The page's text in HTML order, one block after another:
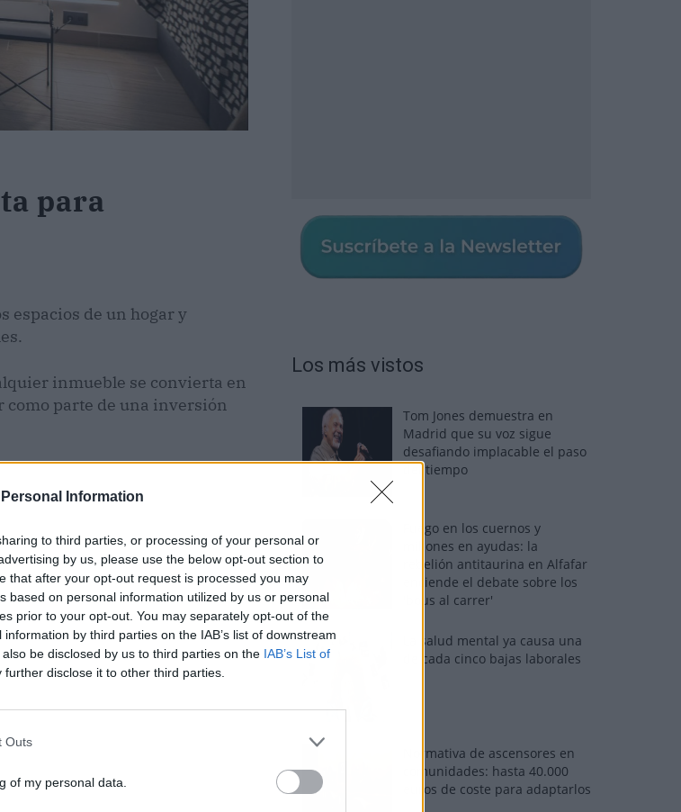
Information
to third parties, or processing of your personal or
by us, please use the below opt-out section to
that after your opt-out request is processed you may
based on personal information utilized by us or personal
prior to your opt-out. You may separately opt-out of the
by third parties on the IAB’s list of downstream
be disclosed by us to third parties on the IAB’s List of
further disclose it to other third parties.
Outs
of my personal data.
para
espacios de un hogar y
inmueble se convierta en
parte de una inversión
Los más vistos
Tom Jones demuestra en
Madrid que su voz sigue
desafiando implacable el paso
del tiempo
Fuego en los cuernos y
millones en ayudas: la
rebelión antitaurina en Alfafar
enciende el debate sobre los
'bous al carrer'
La salud mental ya causa una
de cada cinco bajas laborales
Normativa de ascensores en
comunidades: hasta 40.000
euros de coste para adaptarlos